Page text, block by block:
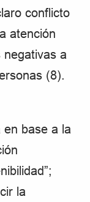
conflicto
atención
negativas a
(8).
base a la
la